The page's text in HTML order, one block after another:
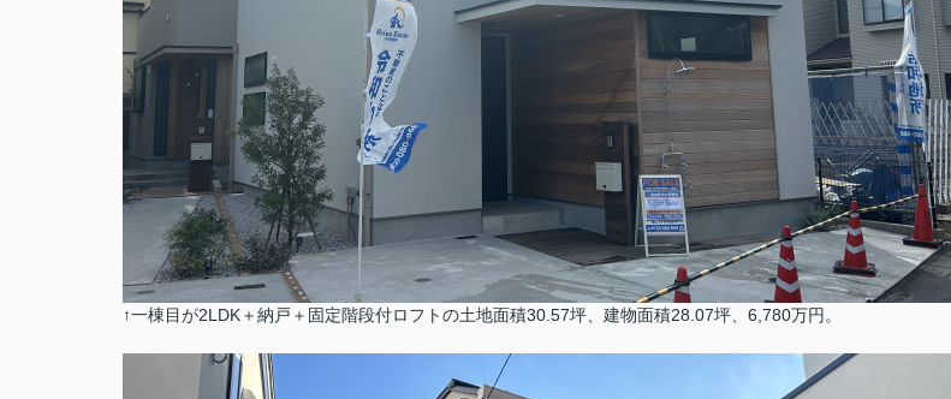
↑一棟目が2LDK＋納戸＋固定階段付ロフトの土地面積30.57坪、建物面積28.07坪、6,780万円。